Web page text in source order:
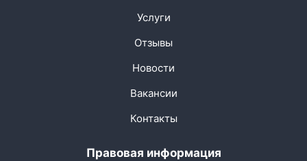
Услуги
Отзывы
Новости
Вакансии
Контакты
Правовая информация